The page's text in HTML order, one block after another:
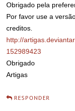
Obrigado pela
Por favor use a
creditos.
http://
152989423
Obrigado
Artigas
RESPONDER